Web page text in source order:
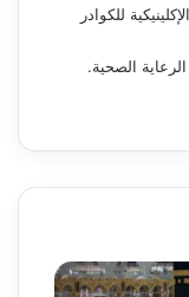
للكوادر
الصحية.